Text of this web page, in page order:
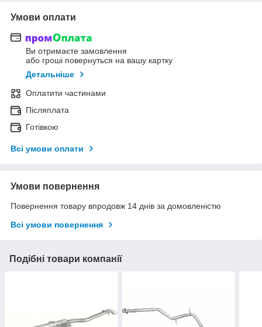
Умови оплати
Ви отримаєте замовлення
або гроші повернуться на вашу картку
Детальніше
Оплатити частинами
Післяплата
Готівкою
Всі умови оплати
Умови повернення
Повернення товару впродовж 14 днів за домовленістю
Всі умови повернення
Подібні товари компанії